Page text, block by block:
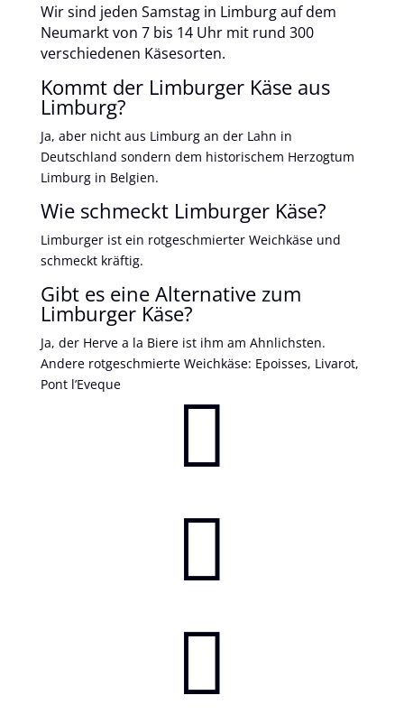
Wir sind jeden Samstag in Limburg auf dem
Neumarkt von 7 bis 14 Uhr mit rund 300
verschiedenen Käsesorten.
Kommt der Limburger Käse aus
Limburg?
Ja, aber nicht aus Limburg an der Lahn in
Deutschland sondern dem historischem Herzogtum
Limburg in Belgien.
Wie schmeckt Limburger Käse?
Limburger ist ein rotgeschmierter Weichkäse und
schmeckt kräftig.
Gibt es eine Alternative zum
Limburger Käse?
Ja, der Herve a la Biere ist ihm am Ahnlichsten.
Andere rotgeschmierte Weichkäse: Epoisses, Livarot,
Pont l’Eveque


